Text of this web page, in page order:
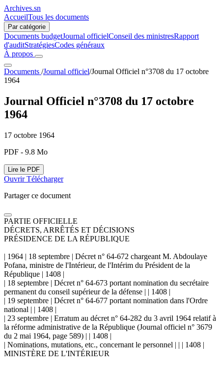
Archives.sn
AccueilTous les documents
Par catégorie
Documents budgetJournal officielConseil des ministresRapport
d'auditStratégiesCodes généraux
À propos
Documents /Journal officiel/Journal Officiel n°3708 du 17 octobre
1964
Journal Officiel n°3708 du 17 octobre
1964
17 octobre 1964
PDF - 9.8 Mo
Lire le PDF
OuvrirTélécharger
Partager ce document
PARTIE OFFICIELLE
DÉCRETS, ARRÊTÉS ET DÉCISIONS
PRÉSIDENCE DE LA RÉPUBLIQUE
| 1964 | 18 septembre | Décret n° 64-672 chargeant M. Abdoulaye
Pofana, ministre de l'Intérieur, de l'Intérim du Président de la
République | 1408 |
| 18 septembre | Décret n° 64-673 portant nomination du secrétaire
permanent du conseil supérieur de la défense | | 1408 |
| 19 septembre | Décret n° 64-677 portant nomination dans l'Ordre
national | | 1408 |
| 23 septembre | Erratum au décret n° 64-282 du 3 avril 1964 relatif à
la réforme administrative de la République (Journal officiel n° 3679
du 2 mai 1964, page 589) | | 1408 |
| Nominations, mutations, etc., concernant le personnel | | | 1408 |
MINISTÈRE DE L'INTÉRIEUR